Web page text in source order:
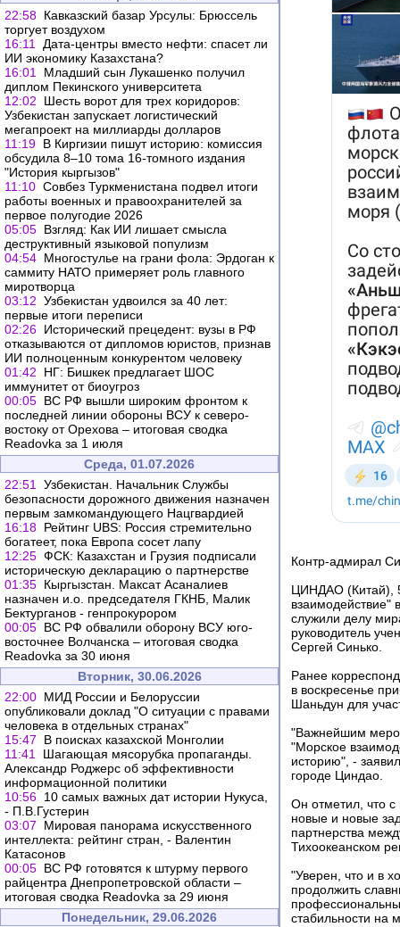
22:58 Кавказский базар Урсулы: Брюссель
торгует воздухом
16:11
Дата-центры вместо нефти: спасет ли
ИИ экономику Казахстана?
16:01
Младший сын Лукашенко получил
диплом Пекинского университета
12:02
Шесть ворот для трех коридоров:
Узбекистан запускает логистический
мегапроект на миллиарды долларов
11:19 В Киргизии пишут историю: комиссия
обсудила 8–10 тома 16-томного издания
"История кыргызов"
11:10 Совбез Туркменистана подвел итоги
работы военных и правоохранителей за
первое полугодие 2026
05:05 Взгляд: Как ИИ лишает смысла
деструктивный языковой популизм
04:54 Многостулье на грани фола: Эрдоган к
саммиту НАТО примеряет роль главного
миротворца
03:12 Узбекистан удвоился за 40 лет:
первые итоги переписи
02:26 Исторический прецедент: вузы в РФ
отказываются от дипломов юристов, признав
ИИ полноценным конкурентом человеку
01:42
НГ: Бишкек предлагает ШОС
иммунитет от биоугроз
00:05 ВС РФ вышли широким фронтом к
последней линии обороны ВСУ к северо-
востоку от Орехова – итоговая сводка
Readovka за 1 июля
Среда, 01.07.2026
22:51
Узбекистан. Начальник Службы
безопасности дорожного движения назначен
первым замкомандующего Нацгвардией
16:18 Рейтинг UBS: Россия стремительно
богатеет, пока Европа сосет лапу
12:25 ФСК: Казахстан и Грузия подписали
историческую декларацию о партнерстве
01:35 Кыргызстан. Максат Асаналиев
назначен и.о. председателя ГКНБ, Малик
Бектурганов - генпрокурором
00:05 ВС РФ обвалили оборону ВСУ юго-
восточнее Волчанска – итоговая сводка
Readovka за 30 июня
Вторник, 30.06.2026
22:00 МИД России и Белоруссии
опубликовали доклад "О ситуации с правами
человека в отдельных странах"
15:47
В поисках казахской Монголии
11:41
Шагающая мясорубка пропаганды.
Александр Роджерс об эффективности
информационной политики
10:56 10 самых важных дат истории Нукуса,
- П.В.Густерин
03:07
Мировая панорама искусственного
интеллекта: рейтинг стран, - Валентин
Катасонов
00:05 ВС РФ готовятся к штурму первого
райцентра Днепропетровской области –
итоговая сводка Readovka за 29 июня
Понедельник, 29.06.2026
Контр-адмирал
ЦИНДАО (Китай),
взаимодействие"
служили делу
руководитель
Сергей Синько.
Ранее
в воскресенье
Шаньдун для
"Важнейшим
"Морское
историю", -
городе Циндао.
Он отметил, что с
новые и новые
партнерства
Тихоокеанском
"Уверен, что и в
продолжить
стабильности на